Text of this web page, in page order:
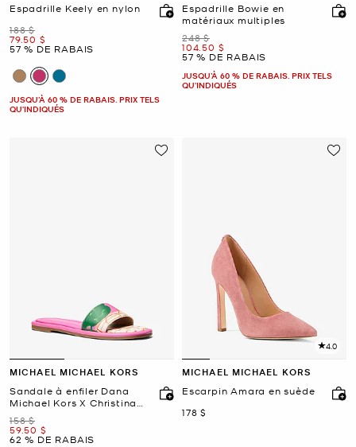
Espadrille Keely en nylon
était
188 $
maintenant
79.50 $
57 % DE RABAIS
JUSQU’À 60 % DE RABAIS. PRIX TELS
QU'INDIQUÉS
Espadrille Bowie en
matériaux multiples
était
248 $
maintenant
104.50 $
57 % DE RABAIS
JUSQU’À 60 % DE RABAIS. PRIX TELS
QU'INDIQUÉS
MICHAEL MICHAEL KORS
Sandale à enfiler Dana
Michael Kors X Christina
Zimpel
était
158 $
maintenant
59.50 $
62 % DE RABAIS
4.0
MICHAEL MICHAEL KORS
Escarpin Amara en suède
maintenant
178 $